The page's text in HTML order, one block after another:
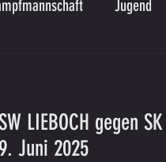
Jugend
LIEBOCH gegen SK
Juni 2025